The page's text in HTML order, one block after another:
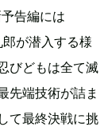
告編には
が潜入する様
びどもは全て滅
先端技術が詰ま
て最終決戦に挑